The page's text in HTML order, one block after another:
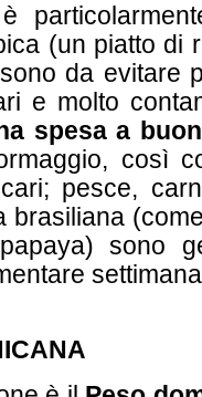
(un piatto di
da evitare
e molto
spesa a
così
cari; pesce,
brasiliana
sono